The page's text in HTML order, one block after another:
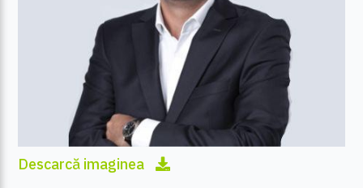
Descarcă imaginea